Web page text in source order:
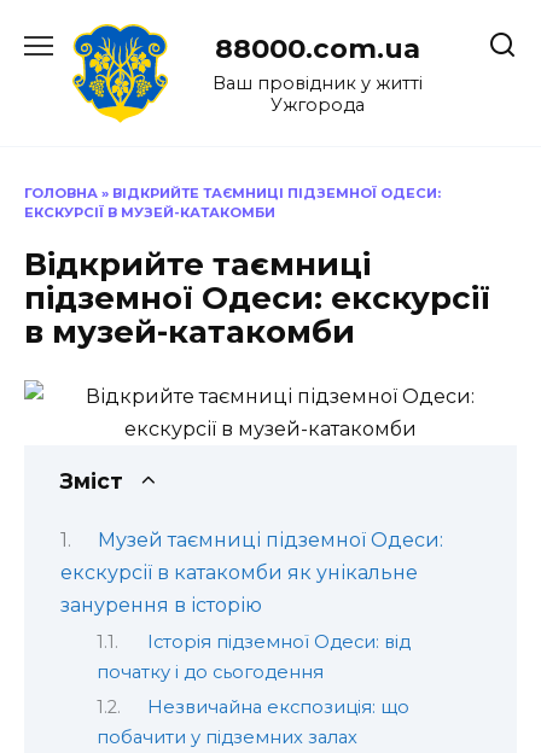
до
88000.com.ua
Ваш провідник у житті
Ужгорода
ГОЛОВНА » ВІДКРИЙТЕ ТАЄМНИЦІ ПІДЗЕМНОЇ ОДЕСИ:
ЕКСКУРСІЇ В МУЗЕЙ-КАТАКОМБИ
Відкрийте таємниці
підземної Одеси: екскурсії
в музей-катакомби
Зміст
Музей таємниці підземної Одеси:
екскурсії в катакомби як унікальне
занурення в історію
Історія підземної Одеси: від
початку і до сьогодення
Незвичайна експозиція: що
побачити у підземних залах